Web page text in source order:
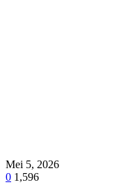
Mei 5, 2026
0 1,596